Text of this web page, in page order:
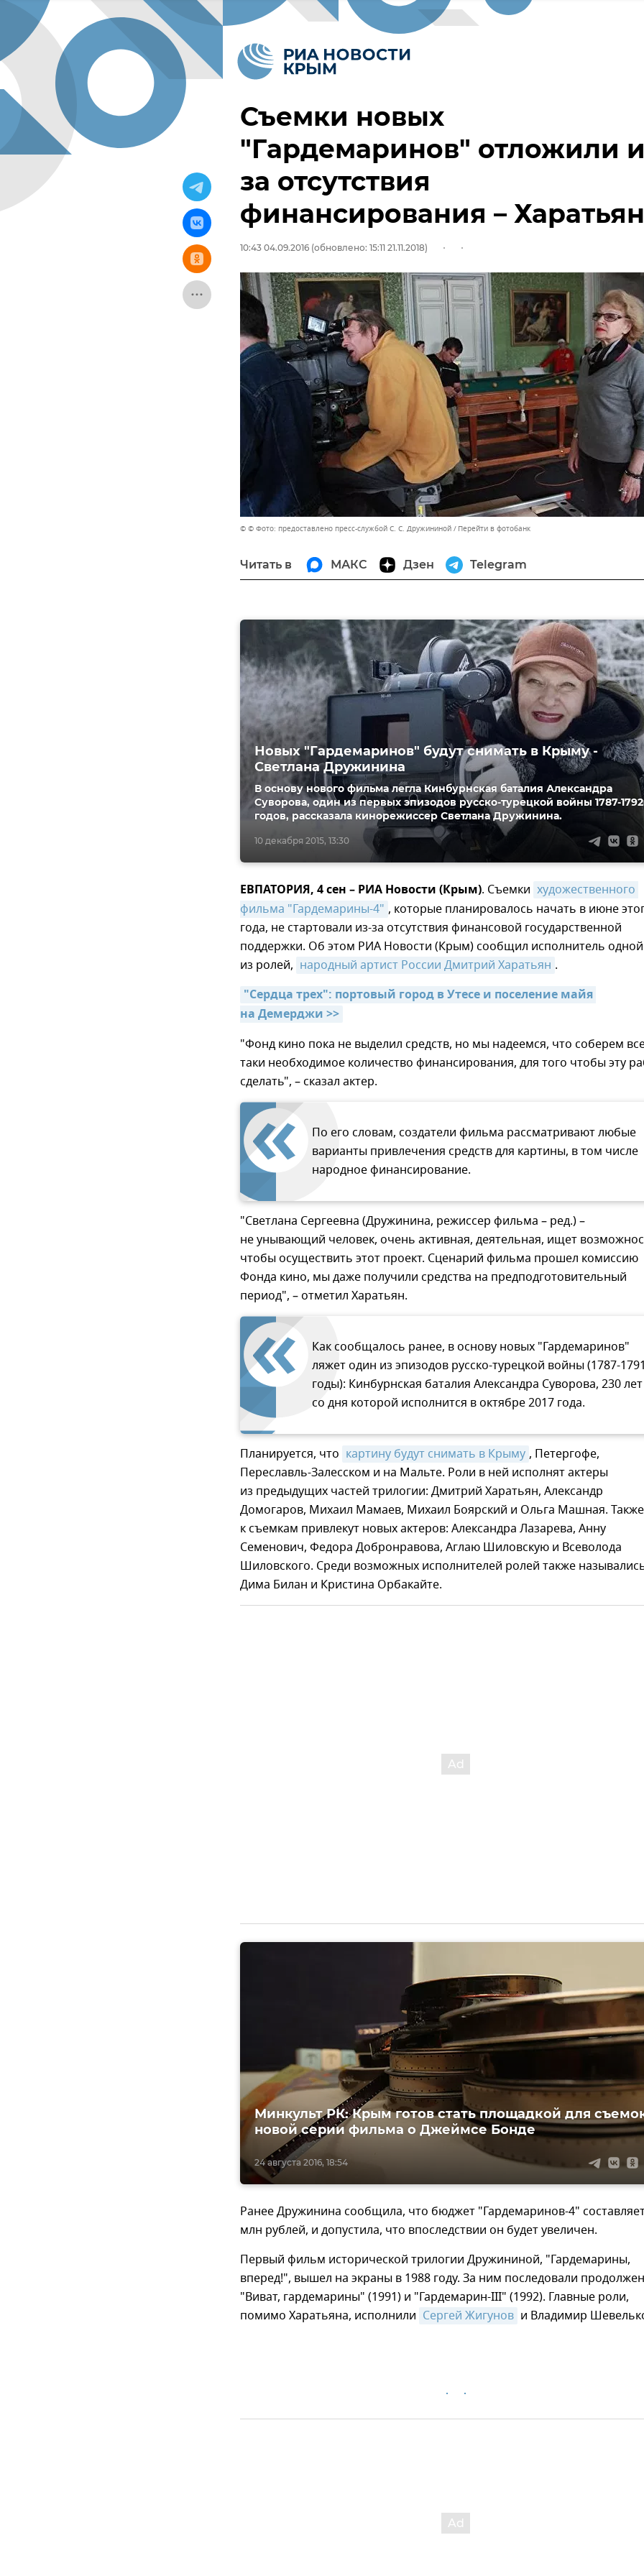
Съемки новых
"Гардемаринов" отложили
за отсутствия
финансирования – Харатьян
10:43 04.09.2016 (обновлено: 15:11 21.11.2018)
© © Фото: предоставлено пресс-службой С. С. Дружининой Перейти в фотобанк
Читать в МАКС Дзен Telegram
10 декабря 2015, 13:30
Новых "Гардемаринов" будут снимать в Крыму -
Светлана Дружинина
В основу нового фильма легла Кинбурнская баталия Александра
Суворова, один из первых эпизодов русско-турецкой войны 1787-1792
годов, рассказала кинорежиссер Светлана Дружинина.
ЕВПАТОРИЯ, 4 сен – РИА Новости (Крым). Съемки художественного
фильма "Гардемарины-4" , которые планировалось начать в июне
года, не стартовали из-за отсутствия финансовой государственной
поддержки. Об этом РИА Новости (Крым) сообщил исполнитель одной
из ролей, народный артист России Дмитрий Харатьян .
"Сердца трех": портовый город в Утесе и поселение майя
на Демерджи >>
"Фонд кино пока не выделил средств, но мы надеемся, что соберем
таки необходимое количество финансирования, для того чтобы эту
сделать", – сказал актер.
По его словам, создатели фильма рассматривают любые
варианты привлечения средств для картины, в том числе
народное финансирование.
"Светлана Сергеевна (Дружинина, режиссер фильма – ред.) –
не унывающий человек, очень активная, деятельная, ищет
чтобы осуществить этот проект. Сценарий фильма прошел комиссию
Фонда кино, мы даже получили средства на предподготовительный
период", – отметил Харатьян.
Как сообщалось ранее, в основу новых "Гардемаринов"
ляжет один из эпизодов русско-турецкой войны (1787-
годы): Кинбурнская баталия Александра Суворова, 230 лет
со дня которой исполнится в октябре 2017 года.
Планируется, что картину будут снимать в Крыму , Петергофе,
Переславль-Залесском и на Мальте. Роли в ней исполнят актеры
из предыдущих частей трилогии: Дмитрий Харатьян, Александр
Домогаров, Михаил Мамаев, Михаил Боярский и Ольга Машная. Также
к съемкам привлекут новых актеров: Александра Лазарева, Анну
Семенович, Федора Добронравова, Аглаю Шиловскую и Всеволода
Шиловского. Среди возможных исполнителей ролей также
Дима Билан и Кристина Орбакайте.
24 августа 2016, 18:54
Минкульт РК: Крым готов стать площадкой для
новой серии фильма о Джеймсе Бонде
Ранее Дружинина сообщила, что бюджет "Гардемаринов-4"
млн рублей, и допустила, что впоследствии он будет увеличен.
Первый фильм исторической трилогии Дружининой, "Гардемарины,
вперед!", вышел на экраны в 1988 году. За ним последовали
"Виват, гардемарины" (1991) и "Гардемарин-III" (1992). Главные роли,
помимо Харатьяна, исполнили Сергей Жигунов и Владимир